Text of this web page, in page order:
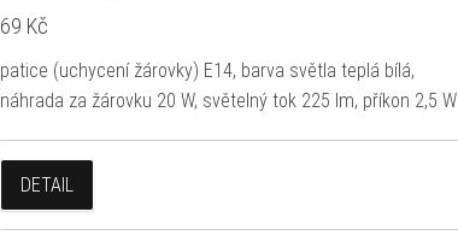
69 Kč
patice (uchycení žárovky) E14, barva světla teplá bílá,
náhrada za žárovku 20 W, světelný tok 225 lm, příkon 2,5 W
DETAIL